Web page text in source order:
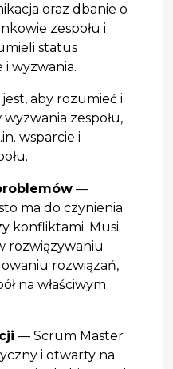
oraz dbanie o
zespołu i
status
wyzwania.
aby rozumieć i
zespołu,
wsparcie i
—
ma do czynienia
konfliktami. Musi
rozwiązywaniu
rozwiązań,
na właściwym
— Scrum Master
i otwarty na